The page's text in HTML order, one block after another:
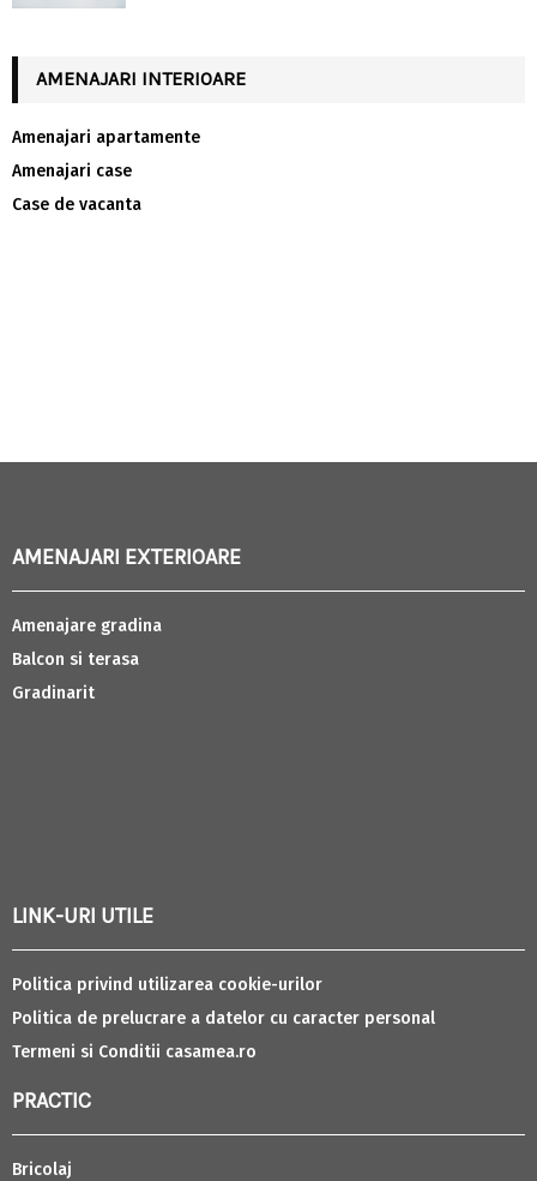
AMENAJARI INTERIOARE
Amenajari apartamente
Amenajari case
Case de vacanta
AMENAJARI EXTERIOARE
Amenajare gradina
Balcon si terasa
Gradinarit
LINK-URI UTILE
Politica privind utilizarea cookie-urilor
Politica de prelucrare a datelor cu caracter personal
Termeni si Conditii casamea.ro
PRACTIC
Bricolaj